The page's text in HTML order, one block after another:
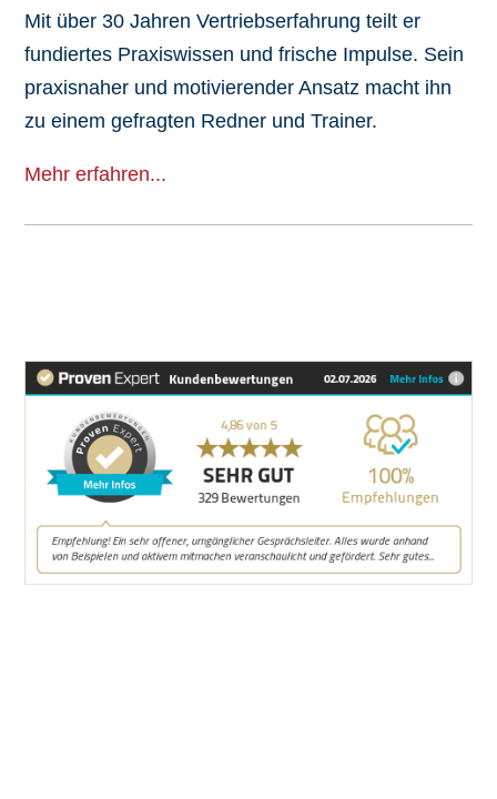
Mit über 30 Jahren Vertriebserfahrung teilt er
fundiertes Praxiswissen und frische Impulse. Sein
praxisnaher und motivierender Ansatz macht ihn
zu einem gefragten Redner und Trainer.
Mehr erfahren...